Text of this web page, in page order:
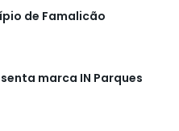
de Famalicão
marca IN Parques